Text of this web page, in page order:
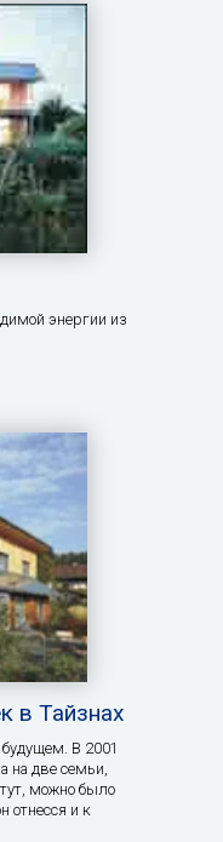
энергии из
в Тайзнах
В 2001
на две семьи,
можно было
отнесся и к